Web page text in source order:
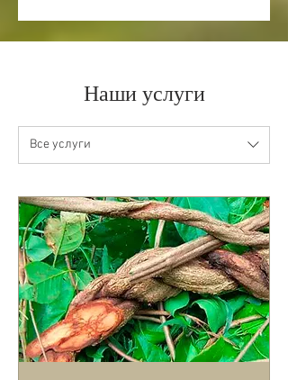
Наши услуги
Все услуги